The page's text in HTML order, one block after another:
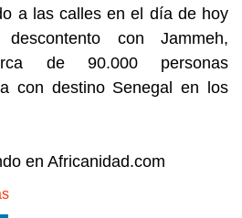
a las calles en el día de hoy
con Jammeh,
de 90.000 personas
con destino Senegal en los
en Africanidad.com